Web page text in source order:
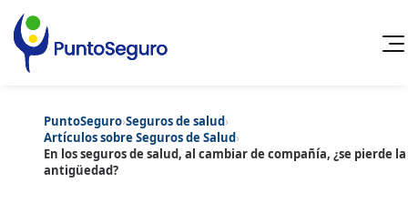
Categorías populares
PuntoSeguro›Seguros de salud›
Artículos sobre Seguros de Salud›
En los seguros de salud, al cambiar de compañía, ¿se pierde la
antigüedad?